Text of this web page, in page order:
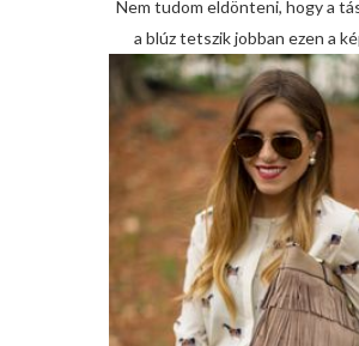
Nem tudom eldönteni, hogy a
a blúz tetszik jobban ezen a